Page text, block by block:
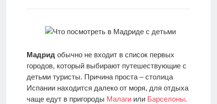
Особенности
Европа
Мадридобычно не входит в список первых
городов, который выбирают путешествующие с
детьми туристы. Причина проста – столица
Испании находится далеко от моря, для отдыха
чаще едут в пригороды Малагиили Барселоны.